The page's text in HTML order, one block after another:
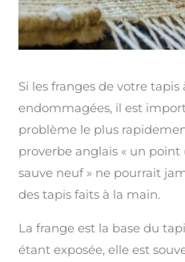
Si les franges de votre
endommagées, il est
problème le plus
proverbe anglais « un
sauve neuf » ne pourrait
des tapis faits à la main.
La frange est la base du
étant exposée, elle est